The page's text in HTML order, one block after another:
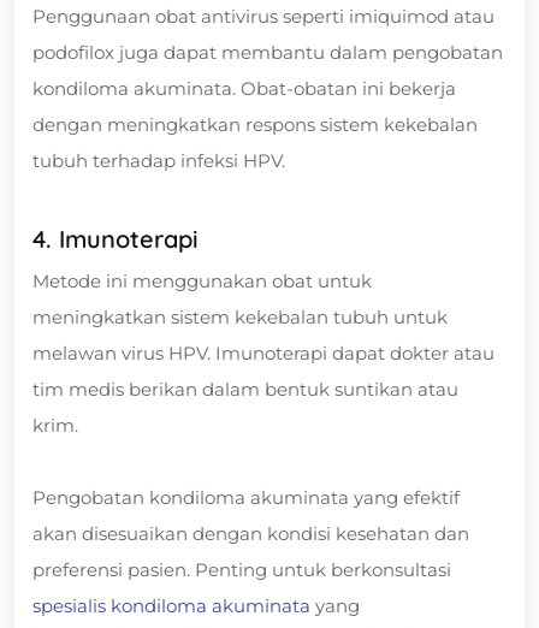
Penggunaan obat antivirus seperti imiquimod atau
podofilox juga dapat membantu dalam pengobatan
kondiloma akuminata. Obat-obatan ini bekerja
dengan meningkatkan respons sistem kekebalan
tubuh terhadap infeksi HPV.
4. Imunoterapi
Metode ini menggunakan obat untuk
meningkatkan sistem kekebalan tubuh untuk
melawan virus HPV. Imunoterapi dapat dokter atau
tim medis berikan dalam bentuk suntikan atau
krim.
Pengobatan kondiloma akuminata yang efektif
akan disesuaikan dengan kondisi kesehatan dan
preferensi pasien. Penting untuk berkonsultasi
spesialis kondiloma akuminata yang